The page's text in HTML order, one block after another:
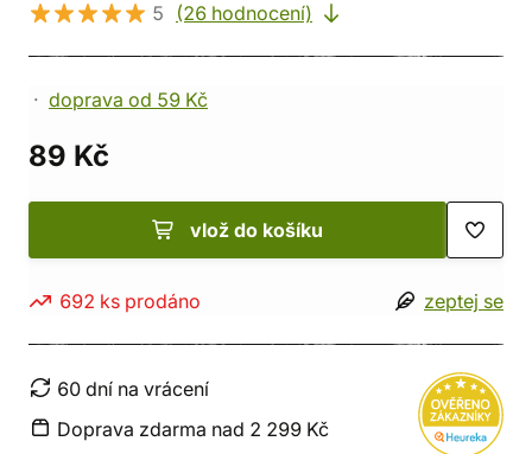
5 (26 hodnocení)
doprava od 59 Kč
89 Kč
vlož do košíku
692 ks prodáno zeptej se
60 dní na vrácení
Doprava zdarma nad 2 299 Kč